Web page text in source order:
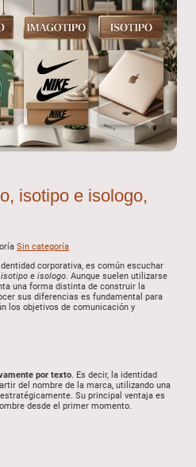
isotipo e isologo,
Sin categoría
corporativa, es común escuchar
isotipo e isologo. Aunque suelen utilizarse
una forma distinta de construir la
sus diferencias es fundamental para
los objetivos de comunicación y
por texto. Es decir, la identidad
del nombre de la marca, utilizando una
Su principal ventaja es
desde el primer momento.